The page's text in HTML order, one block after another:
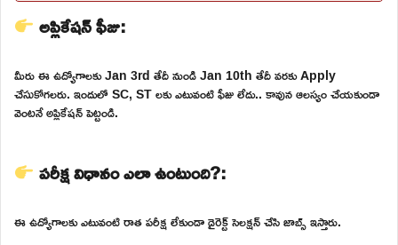
అప్లికేషన్ ఫీజు:
మీరు ఈ ఉద్యోగాలకు Jan 3rd తేదీ నుండి Jan 10th తేదీ వరకు Apply
చేసుకోగలరు. ఇందులో SC, ST లకు ఎటువంటి ఫీజు లేదు.. కావున ఆలస్యం చేయకుండా
వెంటనే అప్లికేషన్ పెట్టండి.
పరీక్ష విధానం ఎలా ఉంటుంది?:
ఈ ఉద్యోగాలకు ఎటువంటి రాత పరీక్ష లేకుండా డైరెక్ట్ సెలక్షన్ చేసి జాబ్స్ ఇస్తారు.